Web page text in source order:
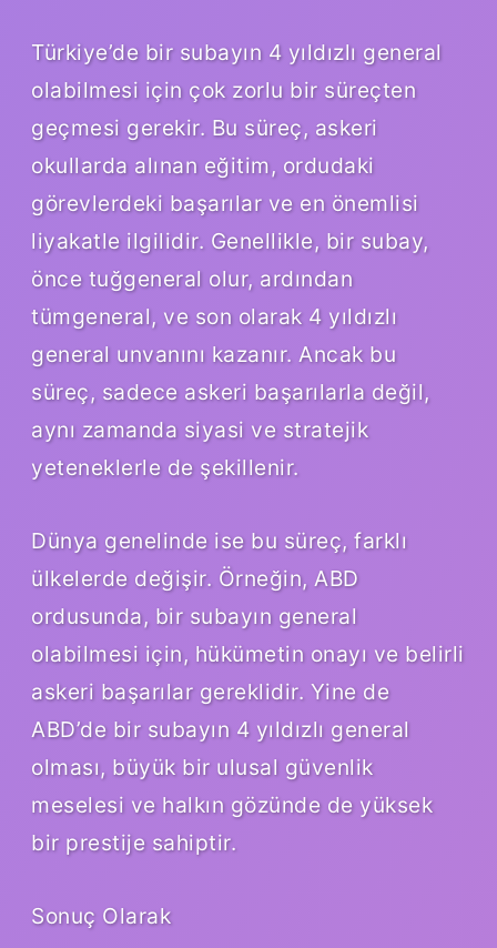
Türkiye’de bir subayın 4 yıldızlı general
olabilmesi için çok zorlu bir süreçten
geçmesi gerekir. Bu süreç, askeri
okullarda alınan eğitim, ordudaki
görevlerdeki başarılar ve en önemlisi
liyakatle ilgilidir. Genellikle, bir subay,
önce tuğgeneral olur, ardından
tümgeneral, ve son olarak 4 yıldızlı
general unvanını kazanır. Ancak bu
süreç, sadece askeri başarılarla değil,
aynı zamanda siyasi ve stratejik
yeteneklerle de şekillenir.
Dünya genelinde ise bu süreç, farklı
ülkelerde değişir. Örneğin, ABD
ordusunda, bir subayın general
olabilmesi için, hükümetin onayı ve belirli
askeri başarılar gereklidir. Yine de
ABD’de bir subayın 4 yıldızlı general
olması, büyük bir ulusal güvenlik
meselesi ve halkın gözünde de yüksek
bir prestije sahiptir.
Sonuç Olarak